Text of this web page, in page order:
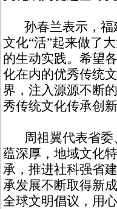
孙春兰表示，福
文化“活”起来做了
的生动实践。希望
化在内的优秀传统
界，注入源源不断
秀传统文化传承创
周祖翼代表省委
蕴深厚，地域文化
承，推进社科强省
承发展不断取得新
全球文明倡议，用